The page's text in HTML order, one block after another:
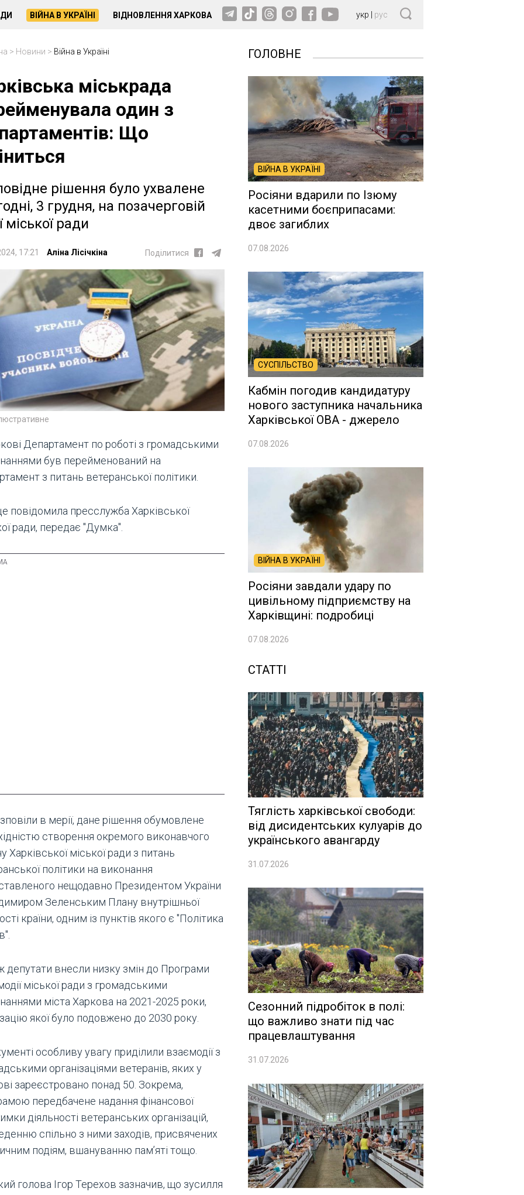
ВІЙНА В УКРАЇНІ ВІДНОВЛЕННЯ ХАРКОВА укр рус
> Новини > Війна в Україні
міськрада
один з
Що
рішення було ухвалене
3 грудня, на позачерговій
міської ради
17:21 Аліна Лісічкіна Поділитися
Департамент по роботі з громадськими
був перейменований на
з питань ветеранської політики.
повідомила пресслужба Харківської
ради, передає "Думка".
в мерії, дане рішення обумовлене
створення окремого виконавчого
Харківської міської ради з питань
політики на виконання
нещодавно Президентом України
Зеленським Плану внутрішньої
країни, одним із пунктів якого є "Політика
депутати внесли низку змін до Програми
міської ради з громадськими
міста Харкова на 2021-2025 роки,
якої було подовжено до 2030 року.
особливу увагу приділили взаємодії з
організаціями ветеранів, яких у
зареєстровано понад 50. Зокрема,
передбачене надання фінансової
діяльності ветеранських організацій,
спільно з ними заходів, присвячених
подіям, вшануванню пам’яті тощо.
голова Ігор Терехов зазначив, що зусилля
ГОЛОВНЕ
ВІЙНА В УКРАЇНІ
Росіяни вдарили по Ізюму
касетними боєприпасами:
двоє загиблих
07.08.2026
СУСПІЛЬСТВО
Кабмін погодив кандидатуру
нового заступника начальника
Харківської ОВА - джерело
07.08.2026
ВІЙНА В УКРАЇНІ
Росіяни завдали удару по
цивільному підприємству на
Харківщині: подробиці
07.08.2026
СТАТТІ
Тяглість харківської свободи:
від дисидентських кулуарів до
українського авангарду
31.07.2026
Сезонний підробіток в полі:
що важливо знати під час
працевлаштування
31.07.2026